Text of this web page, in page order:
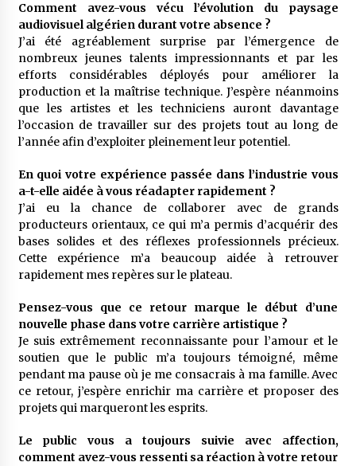
Comment avez-vous vécu l’évolution du paysage
audiovisuel algérien durant votre absence ?
J’ai été agréablement surprise par l’émergence de
nombreux jeunes talents impressionnants et par les
efforts considérables déployés pour améliorer la
production et la maîtrise technique. J’espère néanmoins
que les artistes et les techniciens auront davantage
l’occasion de travailler sur des projets tout au long de
l’année afin d’exploiter pleinement leur potentiel.
En quoi votre expérience passée dans l’industrie vous
a-t-elle aidée à vous réadapter rapidement ?
J’ai eu la chance de collaborer avec de grands
producteurs orientaux, ce qui m’a permis d’acquérir des
bases solides et des réflexes professionnels précieux.
Cette expérience m’a beaucoup aidée à retrouver
rapidement mes repères sur le plateau.
Pensez-vous que ce retour marque le début d’une
nouvelle phase dans votre carrière artistique ?
Je suis extrêmement reconnaissante pour l’amour et le
soutien que le public m’a toujours témoigné, même
pendant ma pause où je me consacrais à ma famille. Avec
ce retour, j’espère enrichir ma carrière et proposer des
projets qui marqueront les esprits.
Le public vous a toujours suivie avec affection,
comment avez-vous ressenti sa réaction à votre retour